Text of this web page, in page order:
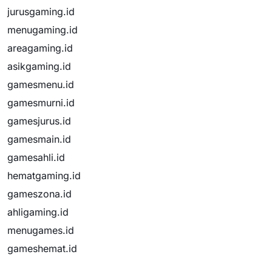
jurusgaming.id
menugaming.id
areagaming.id
asikgaming.id
gamesmenu.id
gamesmurni.id
gamesjurus.id
gamesmain.id
gamesahli.id
hematgaming.id
gameszona.id
ahligaming.id
menugames.id
gameshemat.id